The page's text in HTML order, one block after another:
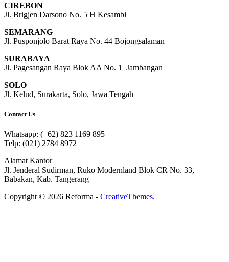
CIREBON
Jl. Brigjen Darsono No. 5 H Kesambi
SEMARANG
Jl. Pusponjolo Barat Raya No. 44 Bojongsalaman
SURABAYA
Jl. Pagesangan Raya Blok AA No. 1 Jambangan
SOLO
Jl. Kelud, Surakarta, Solo, Jawa Tengah
Contact Us
Whatsapp: (+62) 823 1169 895
Telp: (021) 2784 8972
Alamat Kantor
Jl. Jenderal Sudirman, Ruko Modernland Blok CR No. 33,
Babakan, Kab. Tangerang
Copyright © 2026 Reforma - CreativeThemes.